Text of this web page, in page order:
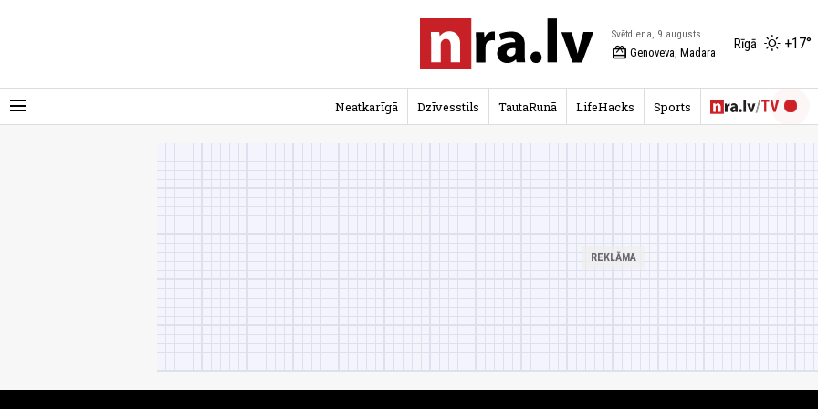
menu
Svētdiena, 9.augusts
redeem Genoveva, Madara
Rīgā +17°
Neatkarīgā Dzīvesstils TautaRunā LifeHacks Sports